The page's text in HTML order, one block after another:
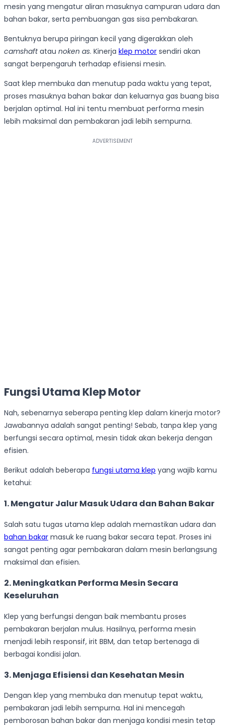
mesin yang mengatur aliran masuknya campuran udara dan
bahan bakar, serta pembuangan gas sisa pembakaran.
Bentuknya berupa piringan kecil yang digerakkan oleh
camshaftatau noken as. Kinerja klep motor sendiri akan
sangat berpengaruh terhadap efisiensi mesin.
Saat klep membuka dan menutup pada waktu yang tepat,
proses masuknya bahan bakar dan keluarnya gas buang bisa
berjalan optimal. Hal ini tentu membuat performa mesin
lebih maksimal dan pembakaran jadi lebih sempurna.
Fungsi Utama Klep Motor
Nah, sebenarnya seberapa penting klep dalam kinerja motor?
Jawabannya adalah sangat penting! Sebab, tanpa klep yang
berfungsi secara optimal, mesin tidak akan bekerja dengan
efisien.
Berikut adalah beberapa fungsi utama klep yang wajib kamu
ketahui:
1. Mengatur Jalur Masuk Udara dan Bahan Bakar
Salah satu tugas utama klep adalah memastikan udara dan
bahan bakar masuk ke ruang bakar secara tepat. Proses ini
sangat penting agar pembakaran dalam mesin berlangsung
maksimal dan efisien.
2. Meningkatkan Performa Mesin Secara
Keseluruhan
Klep yang berfungsi dengan baik membantu proses
pembakaran berjalan mulus. Hasilnya, performa mesin
menjadi lebih responsif, irit BBM, dan tetap bertenaga di
berbagai kondisi jalan.
3. Menjaga Efisiensi dan Kesehatan Mesin
Dengan klep yang membuka dan menutup tepat waktu,
pembakaran jadi lebih sempurna. Hal ini mencegah
pemborosan bahan bakar dan menjaga kondisi mesin tetap